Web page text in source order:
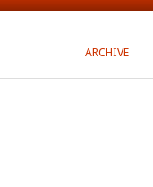
ARCHIVE